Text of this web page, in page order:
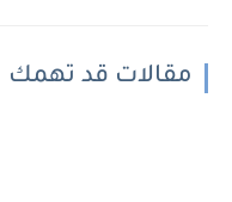
مقالات قد تهمك